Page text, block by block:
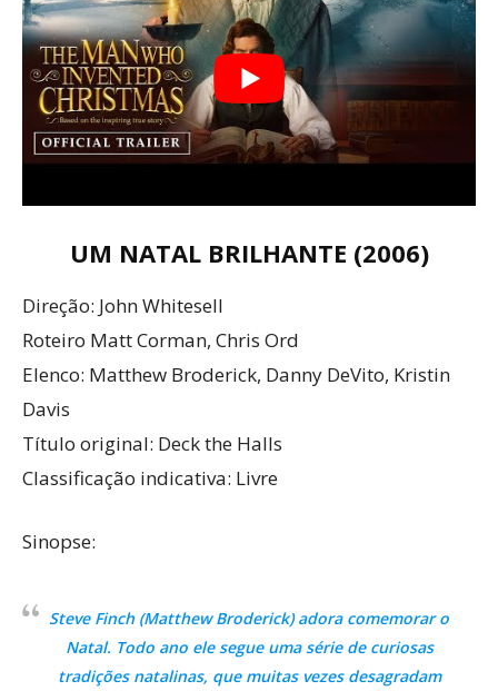
UM NATAL BRILHANTE (2006)
Direção: John Whitesell
Roteiro Matt Corman, Chris Ord
Elenco: Matthew Broderick, Danny DeVito, Kristin
Davis
Título original: Deck the Halls
Classificação indicativa: Livre
Sinopse:
Steve Finch (Matthew Broderick) adora comemorar o
Natal. Todo ano ele segue uma série de curiosas
tradições natalinas, que muitas vezes desagradam